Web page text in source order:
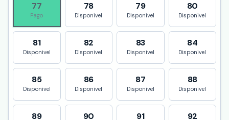
77
Pago
78
Disponivel
79
Disponivel
80
Disponivel
81
Disponivel
82
Disponivel
83
Disponivel
84
Disponivel
85
Disponivel
86
Disponivel
87
Disponivel
88
Disponivel
89 90 91 92